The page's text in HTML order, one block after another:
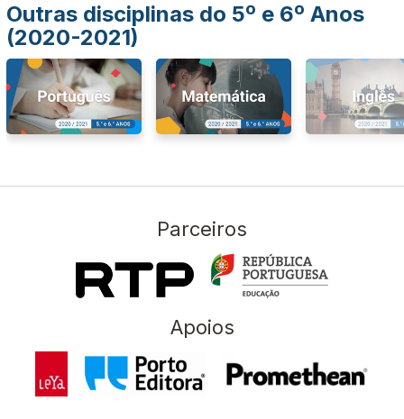
Outras disciplinas do 5º e 6º Anos
(2020-2021)
Parceiros
Apoios